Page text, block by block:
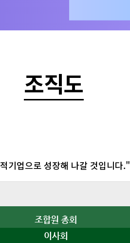
조직도
기업으로 성장해 나갈 것입니다."